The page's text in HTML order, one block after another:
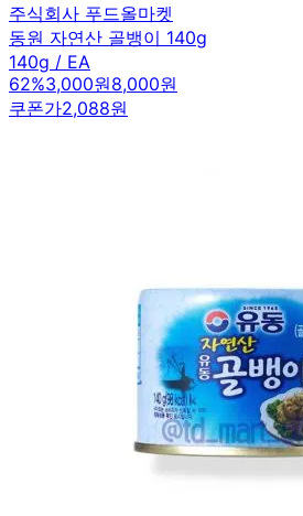
주식회사 푸드올마켓
동원 자연산 골뱅이 140g
140g / EA
62%3,000원8,000원
쿠폰가2,088원